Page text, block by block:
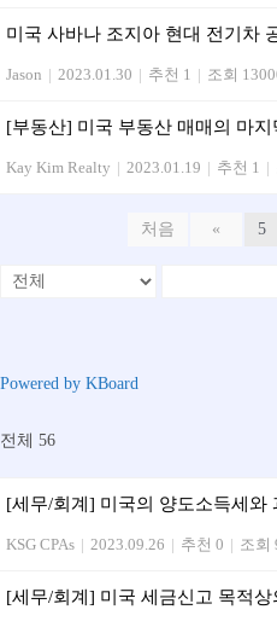
미국 사바나 조지아 현대 전기차
Jason | 2023.01.30 | 추천 1 | 조회
[부동산] 미국 부동산 매매의 마지
Kay Kim Realty | 2023.01.19 | 추천 1 |
처음 « 5
Powered by KBoard
전체 56
[세무/회계] 미국의 양도소득세와
KSG CPAs | 2023.09.26 | 추천 0 | 조회
[세무/회계] 미국 세금신고 목적